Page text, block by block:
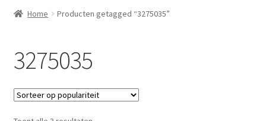
navigatie
inhoud
Gegevensbescherming
Herroepingsrecht
Home Producten getagged “3275035”
3275035